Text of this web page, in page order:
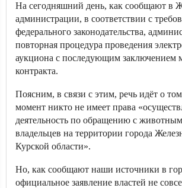
На сегодняшний день, как сообщают в
администрации, в соответствии с
федерального законодательства,
повторная процедура проведения
аукциона с последующим заключением
контракта.
Поясним, в связи с этим, речь идёт о
момент никто не имеет права
деятельность по обращению с
владельцев на территории города
Курской области».
Но, как сообщают наши источники в
официальное заявление властей не